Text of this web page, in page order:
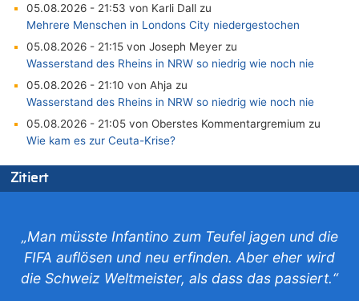
05.08.2026 - 21:53 von Karli Dall zu
Mehrere Menschen in Londons City niedergestochen
05.08.2026 - 21:15 von Joseph Meyer zu
Wasserstand des Rheins in NRW so niedrig wie noch nie
05.08.2026 - 21:10 von Ahja zu
Wasserstand des Rheins in NRW so niedrig wie noch nie
05.08.2026 - 21:05 von Oberstes Kommentargremium zu
Wie kam es zur Ceuta-Krise?
Aachen ab 11. August wieder Mekka des Pferdesports –
Belgien setzt bei Reit-WM auf starke Springreiter
Mehrere Menschen in Londons City niedergestochen
05.08.2026 - 20:36 von Islam Experte zu
Mehrere Menschen in Londons City niedergestochen
Zitiert
„Man müsste Infantino zum Teufel jagen und die
FIFA auflösen und neu erfinden. Aber eher wird
die Schweiz Weltmeister, als dass das passiert.“